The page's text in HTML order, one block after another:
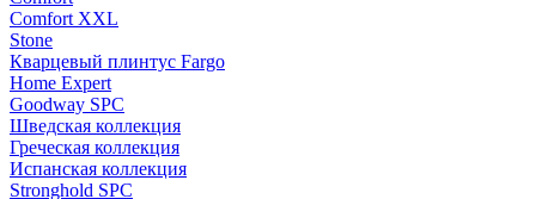
Comfort XXL
Stone
Кварцевый плинтус Fargo
Home Expert
Goodway SPC
Шведская коллекция
Греческая коллекция
Испанская коллекция
Stronghold SPC